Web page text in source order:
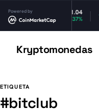
Powered by $1.04
0.37%
Kryptomonedas
ETIQUETA
#bitclub